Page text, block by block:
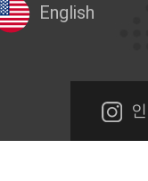
English